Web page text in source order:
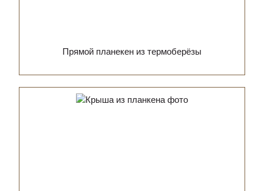
Прямой планекен из термоберёзы